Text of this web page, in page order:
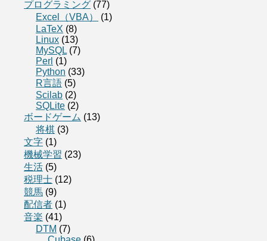
プログラミング (77)
Excel（VBA）
(1)
LaTeX (8)
Linux (13)
MySQL (7)
Perl (1)
Python (33)
R言語 (5)
Scilab (2)
SQLite (2)
ボードゲーム (13)
将棋 (3)
文字 (1)
機械学習 (23)
生活 (5)
税理士 (12)
競馬 (9)
配信者 (1)
音楽 (41)
DTM (7)